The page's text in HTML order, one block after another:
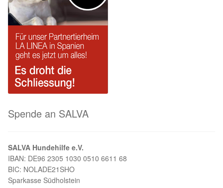
Sicherheitsgeschirr
Mittelmeerkrankheiten
Leishmaniose
Qualzucht bei Hunden
Sonderfarben bei Hunden
Zwingerhusten
Ablauf Adoption
Spende an SALVA
SALVA Hundehilfe e.V.
IBAN: DE96 2305 1030 0510 6611 68
BIC: NOLADE21SHO
Sparkasse Südholstein